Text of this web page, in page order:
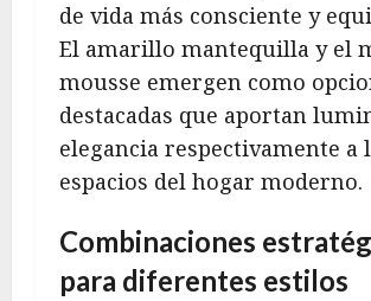
de vida más consciente y
El amarillo mantequilla y el
mousse emergen como
destacadas que aportan
elegancia respectivamente a
espacios del hogar moderno.
Combinaciones
para diferentes estilos